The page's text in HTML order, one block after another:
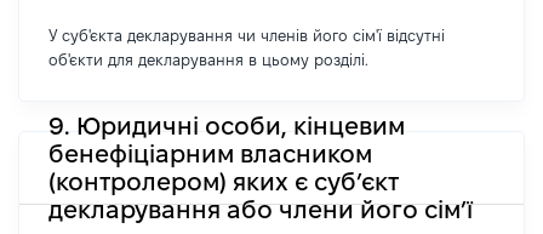
У суб'єкта декларування чи членів його сім'ї відсутні
об'єкти для декларування в цьому розділі.
9. Юридичні особи, кінцевим
бенефіціарним власником
(контролером) яких є суб’єкт
декларування або члени його сім’ї